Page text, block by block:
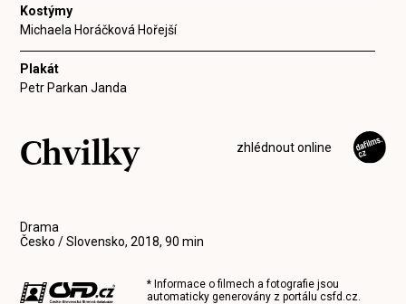
Kostýmy
Michaela Horáčková Hořejší
Plakát
Petr Parkan Janda
zhlédnout online
Chvilky
Drama
Česko / Slovensko, 2018, 90 min
* Informace o filmech a fotografie jsou
automaticky generovány z portálucsfd.cz.